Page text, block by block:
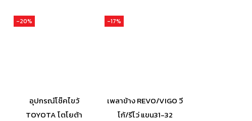
-20%
อุปกรณ์โช๊คไขว้
TOYOTA โตโยต้า
-17%
เพลาข้าง REVO/VIGO วี
โก้/รีโว่ แขน31-32